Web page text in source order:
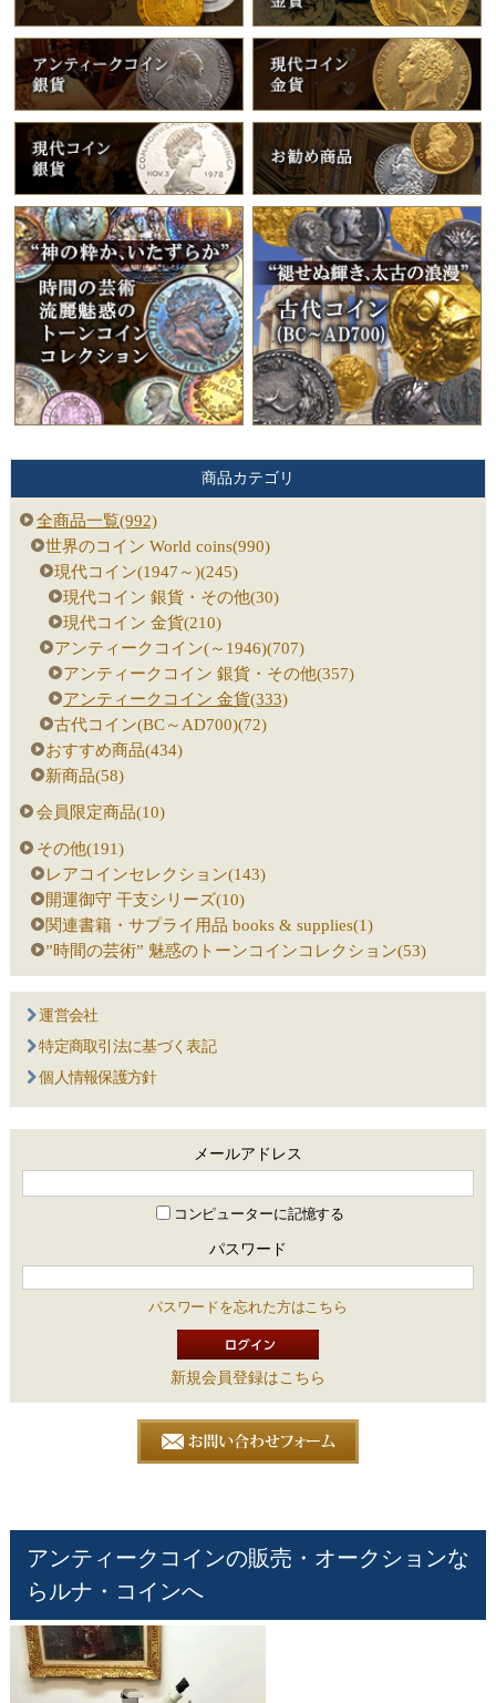
商品カテゴリ
全商品一覧(992)
世界のコイン World coins(990)
現代コイン(1947～)(245)
現代コイン 銀貨・その他(30)
現代コイン 金貨(210)
アンティークコイン(～1946)(707)
アンティークコイン 銀貨・その他(357)
アンティークコイン 金貨(333)
古代コイン(BC～AD700)(72)
おすすめ商品(434)
新商品(58)
会員限定商品(10)
その他(191)
レアコインセレクション(143)
開運御守 干支シリーズ(10)
関連書籍・サプライ用品 books & supplies(1)
”時間の芸術” 魅惑のトーンコインコレクション(53)
運営会社
特定商取引法に基づく表記
個人情報保護方針
メールアドレス
コンピューターに記憶する
パスワード
パスワードを忘れた方はこちら
新規会員登録はこちら
アンティークコインの販売・オークションな
らルナ・コインへ